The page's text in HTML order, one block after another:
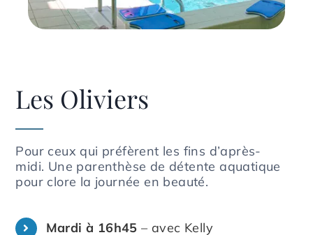
Les Oliviers
Pour ceux qui préfèrent les fins d’après-
midi. Une parenthèse de détente aquatique
pour clore la journée en beauté.
Mardi à 16h45 – avec Kelly